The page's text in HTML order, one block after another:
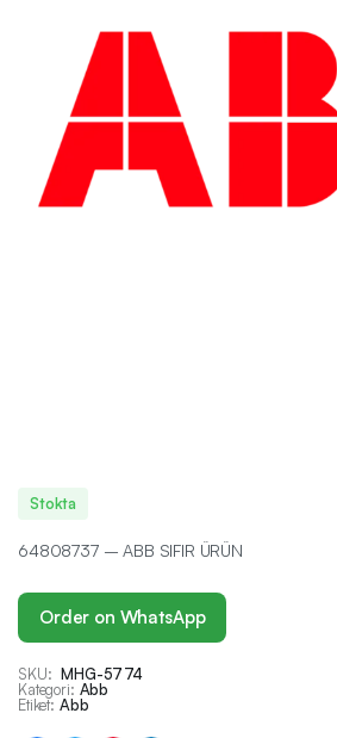
Stokta
64808737 – ABB SIFIR ÜRÜN
Order on WhatsApp
SKU: MHG-5774
Kategori: Abb
Etiket: Abb